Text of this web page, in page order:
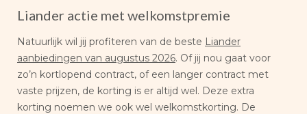
Liander actie met welkomstpremie
Natuurlijk wil jij profiteren van de beste Liander
aanbiedingen van augustus 2026. Of jij nou gaat voor
zo’n kortlopend contract, of een langer contract met
vaste prijzen, de korting is er altijd wel. Deze extra
korting noemen we ook wel welkomstkorting. De